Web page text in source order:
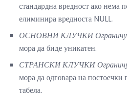
стандардна вредност ако нема
елиминира вредноста NULL.
ОСНОВНИ КЛУЧКИ
мора да биде уникатен.
СТРАНСКИ КЛУЧКИ
мора да одговара на
табела.